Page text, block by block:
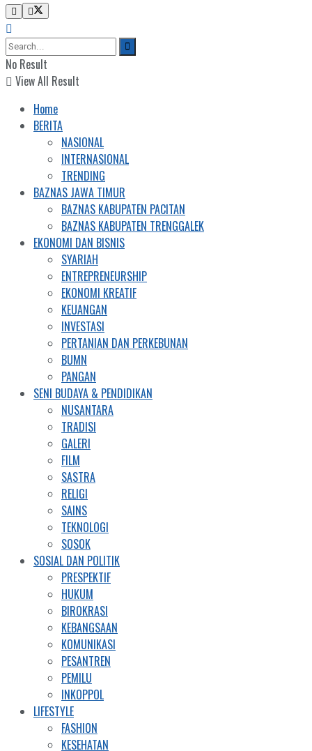
No Result
View All Result
Home
BERITA
NASIONAL
INTERNASIONAL
TRENDING
BAZNAS JAWA TIMUR
BAZNAS KABUPATEN PACITAN
BAZNAS KABUPATEN TRENGGALEK
EKONOMI DAN BISNIS
SYARIAH
ENTREPRENEURSHIP
EKONOMI KREATIF
KEUANGAN
INVESTASI
PERTANIAN DAN PERKEBUNAN
BUMN
PANGAN
SENI BUDAYA & PENDIDIKAN
NUSANTARA
TRADISI
GALERI
FILM
SASTRA
RELIGI
SAINS
TEKNOLOGI
SOSOK
SOSIAL DAN POLITIK
PRESPEKTIF
HUKUM
BIROKRASI
KEBANGSAAN
KOMUNIKASI
PESANTREN
PEMILU
INKOPPOL
LIFESTYLE
FASHION
KESEHATAN